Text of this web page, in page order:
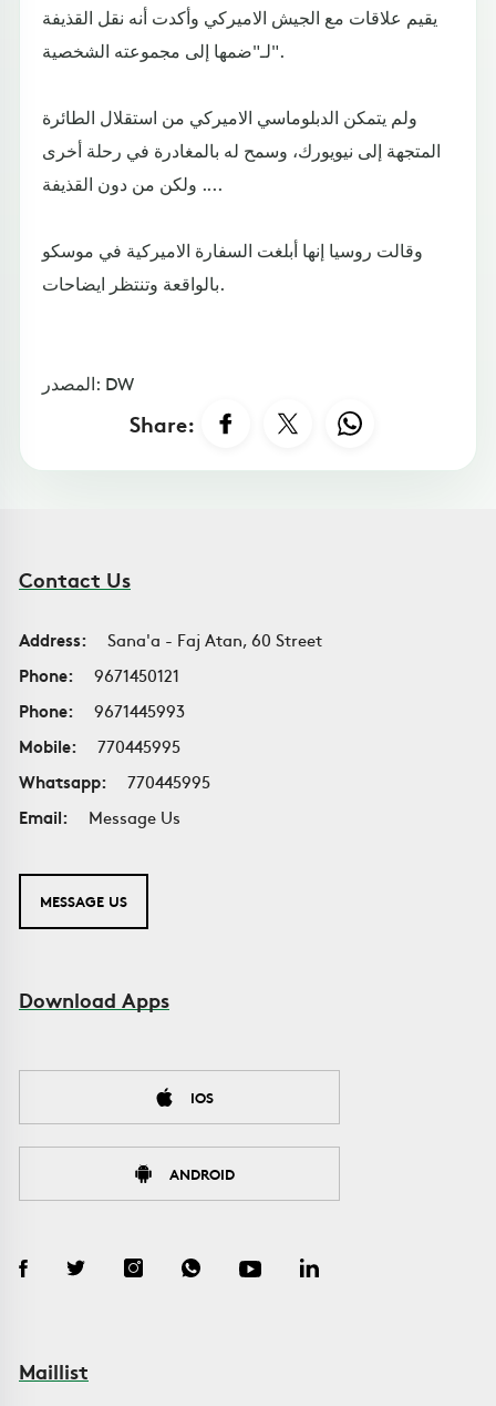
يقيم علاقات مع الجيش الاميركي وأكدت أنه نقل القذيفة
لـ"ضمها إلى مجموعته الشخصية".
ولم يتمكن الدبلوماسي الاميركي من استقلال الطائرة
المتجهة إلى نيويورك، وسمح له بالمغادرة في رحلة أخرى
... ولكن من دون القذيفة.
وقالت روسيا إنها أبلغت السفارة الاميركية في موسكو
بالواقعة وتنتظر ايضاحات.
المصدر: DW
Share:
Contact Us
Address:
Sana'a - Faj Atan, 60 Street
Phone:
9671450121
Phone:
9671445993
Mobile:
770445995
Whatsapp:
770445995
Email:
Message Us
MESSAGE US
Download Apps
IOS
ANDROID
Maillist